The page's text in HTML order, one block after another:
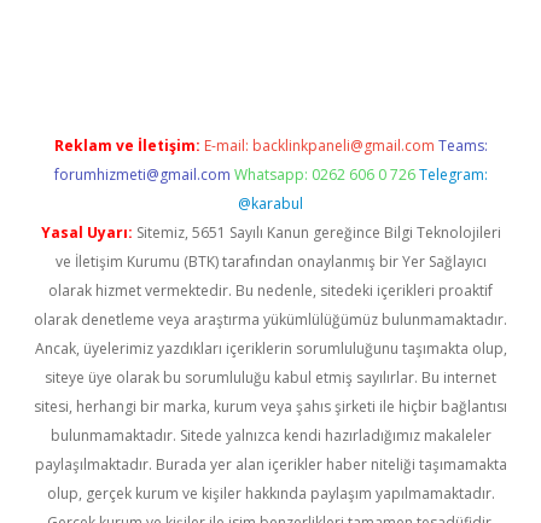
Reklam ve İletişim: E-mail: backlinkpaneli@gmail.com Teams:
forumhizmeti@gmail.com Whatsapp: 0262 606 0 726 Telegram:
@karabul
Yasal Uyarı: Sitemiz, 5651 Sayılı Kanun gereğince Bilgi Teknolojileri
ve İletişim Kurumu (BTK) tarafından onaylanmış bir Yer Sağlayıcı
olarak hizmet vermektedir. Bu nedenle, sitedeki içerikleri proaktif
olarak denetleme veya araştırma yükümlülüğümüz bulunmamaktadır.
Ancak, üyelerimiz yazdıkları içeriklerin sorumluluğunu taşımakta olup,
siteye üye olarak bu sorumluluğu kabul etmiş sayılırlar. Bu internet
sitesi, herhangi bir marka, kurum veya şahıs şirketi ile hiçbir bağlantısı
bulunmamaktadır. Sitede yalnızca kendi hazırladığımız makaleler
paylaşılmaktadır. Burada yer alan içerikler haber niteliği taşımamakta
olup, gerçek kurum ve kişiler hakkında paylaşım yapılmamaktadır.